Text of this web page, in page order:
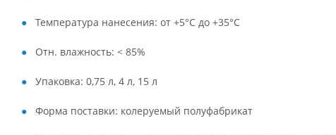
Температура нанесения: от +5°C до +35°C
Отн. влажность: < 85%
Упаковка: 0,75 л, 4 л, 15 л
Форма поставки: колеруемый полуфабрикат